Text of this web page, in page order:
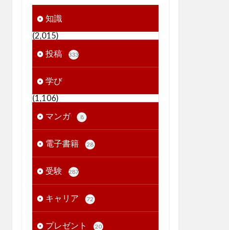
知識
(2,015)
投稿
333
学び
(1,106)
マンガ
8
電子書籍 28
受験 287
キャリア 72
プレゼント 20